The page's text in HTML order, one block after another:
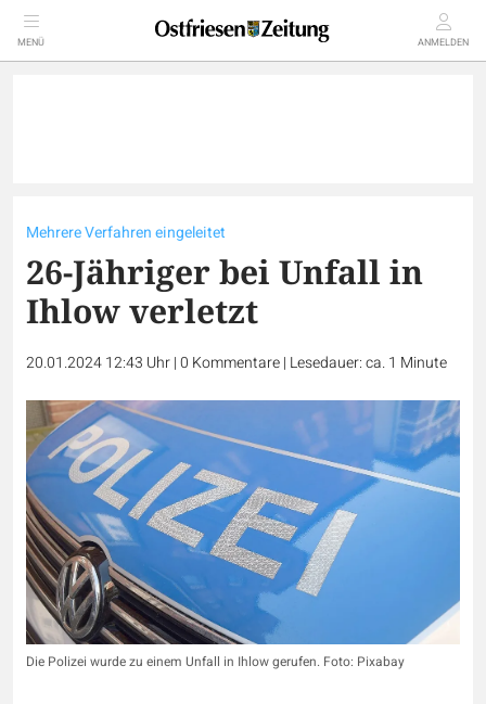
MENÜ ANMELDEN
Mehrere Verfahren eingeleitet
26-Jähriger bei Unfall in
Ihlow verletzt
20.01.2024 12:43 Uhr|0 Kommentare| Lesedauer: ca. 1 Minute
Die Polizei wurde zu einem Unfall in Ihlow gerufen. Foto: Pixabay